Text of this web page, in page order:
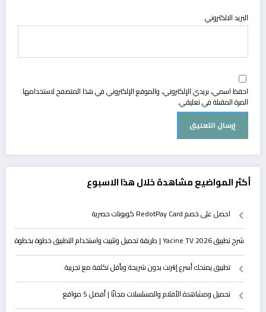
البريد الالكتروني
احفظ اسمي، بريدي الإلكتروني، والموقع الإلكتروني في هذا المتصفح لاستخدامها
المرة المقبلة في تعليقي.
أكثر المواضيع مشاهدة خلال هذا الاسبوع
احصل على خصم RedotPay Card كوبونات حصرية
شرح تطبيق Yacine TV 2026 | طريقة تحميل وتثبيت واستخدام التطبيق خطوة بخطوة
تطبيق يمنحك أسرع إنترنت بدون شريحة وبأقل تكلفة مع تجريبة
تحميل ومشاهدة الأفلام والمسلسلات مجانًا | أفضل 5 مواقع